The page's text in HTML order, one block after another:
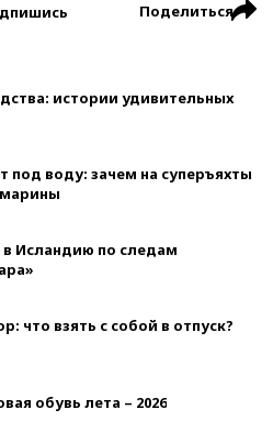
Поделиться
истории удивительных
под воду: зачем на суперъяхты
Исландию по следам
что взять с собой в отпуск?
обувь лета – 2026